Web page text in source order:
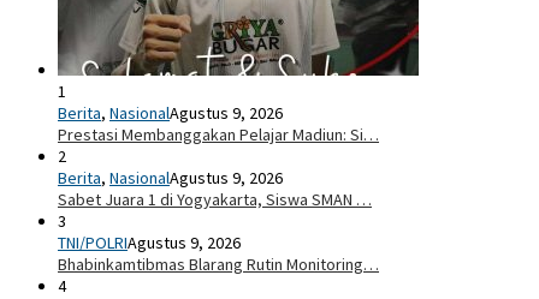
1
Berita, NasionalAgustus 9, 2026
Prestasi Membanggakan Pelajar Madiun: Si…
2
Berita, NasionalAgustus 9, 2026
Sabet Juara 1 di Yogyakarta, Siswa SMAN …
3
TNI/POLRIAgustus 9, 2026
Bhabinkamtibmas Blarang Rutin Monitoring…
4